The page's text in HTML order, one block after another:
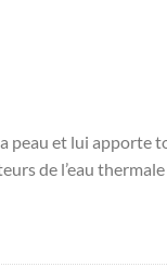
peau et lui apporte
de l’eau thermale